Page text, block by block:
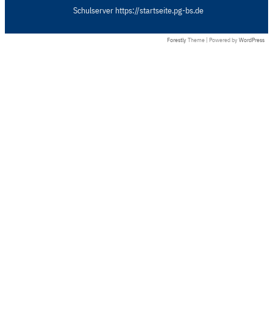
Schulserver https://startseite.pg-bs.de
Forestly Theme | Powered by WordPress